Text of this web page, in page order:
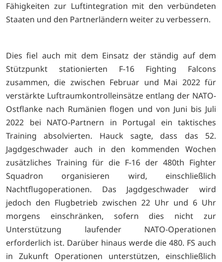
Fähigkeiten zur Luftintegration mit den verbündeten
Staaten und den Partnerländern weiter zu verbessern.
Dies fiel auch mit dem Einsatz der ständig auf dem
Stützpunkt stationierten F-16 Fighting Falcons
zusammen, die zwischen Februar und Mai 2022 für
verstärkte Luftraumkontrolleinsätze entlang der NATO-
Ostflanke nach Rumänien flogen und von Juni bis Juli
2022 bei NATO-Partnern in Portugal ein taktisches
Training absolvierten. Hauck sagte, dass das 52.
Jagdgeschwader auch in den kommenden Wochen
zusätzliches Training für die F-16 der 480th Fighter
Squadron organisieren wird, einschließlich
Nachtflugoperationen. Das Jagdgeschwader wird
jedoch den Flugbetrieb zwischen 22 Uhr und 6 Uhr
morgens einschränken, sofern dies nicht zur
Unterstützung laufender NATO-Operationen
erforderlich ist. Darüber hinaus werde die 480. FS auch
in Zukunft Operationen unterstützen, einschließlich